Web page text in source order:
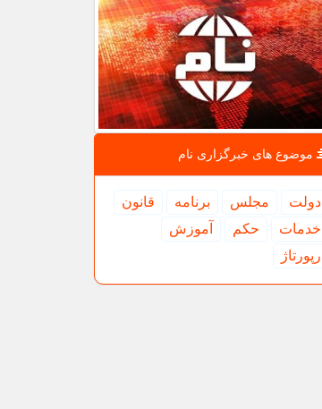
موضوع های خبرگزاری نام
دولت مجلس برنامه
قانون
خدمات
حكم
آموزش
رپورتاژ